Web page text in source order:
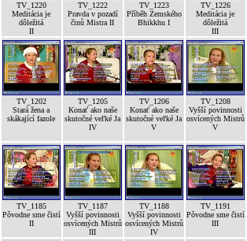
TV_1220
Meditácia je
dôležitá
II
TV_1222
Pravda v pozadí
činů Mistra II
TV_1223
Příběh Zemského
Bhikkhu I
TV_1226
Meditácia je
dôležitá
III
TV_1202
Stará žena a
skákající fazole
TV_1205
Konať ako naše
skutočné veľké Ja
IV
TV_1206
Konať ako naše
skutočné veľké Ja
V
TV_1208
Vyšší povinnosti
osvícených Mistrů
V
TV_1185
Pôvodne sme čistí
II
TV_1187
Vyšší povinnosti
osvícených Mistrů
III
TV_1188
Vyšší povinnosti
osvícených Mistrů
IV
TV_1191
Pôvodne sme čistí
III